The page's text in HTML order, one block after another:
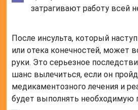
затрагивают работу всей
После инсульта, который
или отека конечностей, может
руки. Это серьезное
шанс вылечиться, если он
медикаментозного лечения и
будет выполнять необходимую